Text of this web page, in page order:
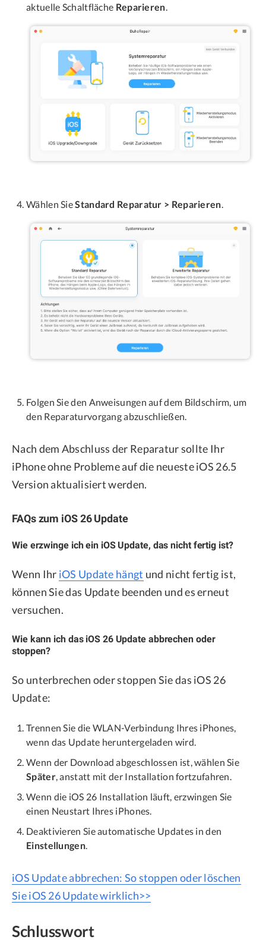
aktuelle Schaltfläche Reparieren.
Wählen SieStandard Reparatur > Reparieren.
Folgen Sie den Anweisungen auf dem Bildschirm, um
den Reparaturvorgang abzuschließen.
Nach dem Abschluss der Reparatur sollte Ihr
iPhone ohne Probleme auf die neueste iOS 26.5
Version aktualisiert werden.
FAQs zum iOS 26 Update
Wie erzwinge ich ein iOS Update, das nicht fertig ist?
Wenn Ihr iOS Update hängt und nicht fertig ist,
können Sie das Update beenden und es erneut
versuchen.
Wie kann ich das iOS 26 Update abbrechen oder
stoppen?
So unterbrechen oder stoppen Sie das iOS 26
Update:
Trennen Sie die WLAN-Verbindung Ihres iPhones,
wenn das Update heruntergeladen wird.
Wenn der Download abgeschlossen ist, wählen Sie
Später, anstatt mit der Installation fortzufahren.
Wenn die iOS 26 Installation läuft, erzwingen Sie
einen Neustart Ihres iPhones.
Deaktivieren Sie automatische Updates in den
Einstellungen.
iOS Update abbrechen: So stoppen oder löschen
Sie iOS 26 Update wirklich>>
Schlusswort